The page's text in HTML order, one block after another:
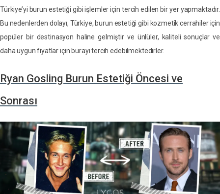
Türkiye’yi burun estetiği gibi işlemler için tercih edilen bir yer yapmaktadır.
Bu nedenlerden dolayı, Türkiye, burun estetiği gibi kozmetik cerrahiler için
popüler bir destinasyon haline gelmiştir ve ünlüler, kaliteli sonuçlar ve
daha uygun fiyatlar için burayı tercih edebilmektedirler.
Ryan Gosling Burun Estetiği Öncesi ve
Sonrası